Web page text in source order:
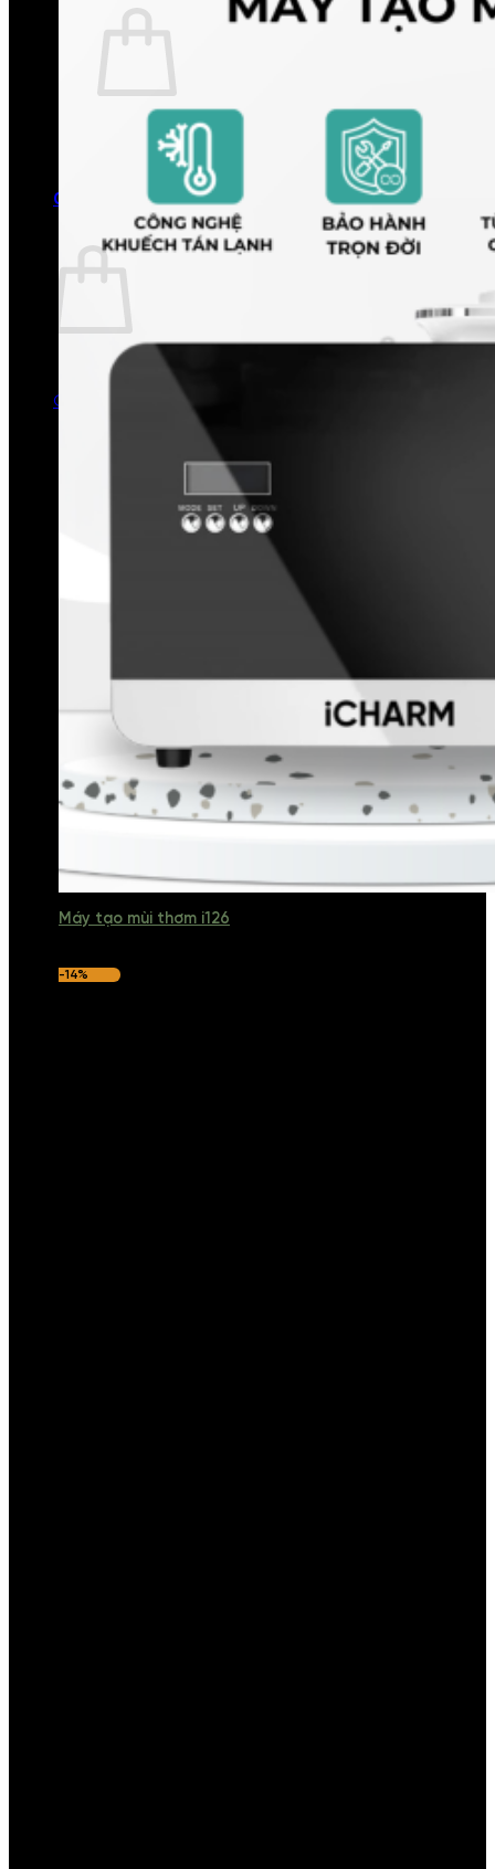
Chưa có sản phẩm trong giỏ hàng.
Quay trở lại cửa hàng
0
Giỏ hàng
Chưa có sản phẩm trong giỏ hàng.
Quay trở lại cửa hàng
Máy tạo mùi thơm i126
-14%